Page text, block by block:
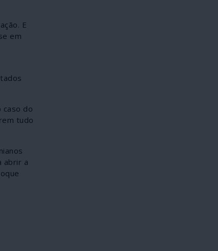
E
em
caso do
tudo
abrir a